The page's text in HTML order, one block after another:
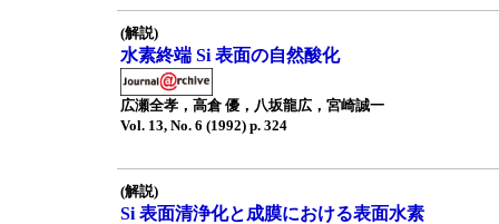
(解説)
水素終端 Si 表面の自然酸化
広瀬全孝，高倉 優，八坂龍広，宮崎誠一
Vol. 13, No. 6 (1992) p. 324
(解説)
Si 表面清浄化と成膜における表面水素